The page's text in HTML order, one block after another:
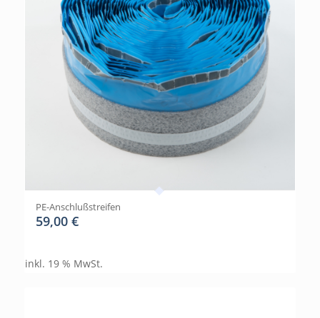
PE-Anschlußstreifen
59,00 €
inkl. 19 % MwSt.